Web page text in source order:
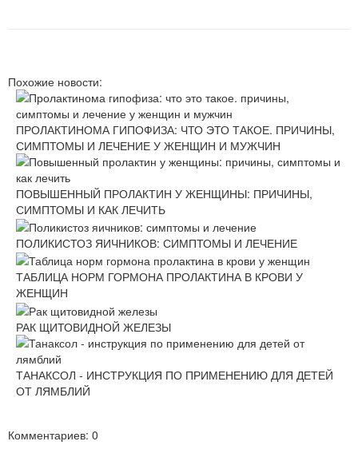
Похожие новости:
ПРОЛАКТИНОМА ГИПОФИЗА: ЧТО ЭТО ТАКОЕ. ПРИЧИНЫ,
СИМПТОМЫ И ЛЕЧЕНИЕ У ЖЕНЩИН И МУЖЧИН
ПОВЫШЕННЫЙ ПРОЛАКТИН У ЖЕНЩИНЫ: ПРИЧИНЫ,
СИМПТОМЫ И КАК ЛЕЧИТЬ
ПОЛИКИСТОЗ ЯИЧНИКОВ: СИМПТОМЫ И ЛЕЧЕНИЕ
ТАБЛИЦА НОРМ ГОРМОНА ПРОЛАКТИНА В КРОВИ У
ЖЕНЩИН
РАК ЩИТОВИДНОЙ ЖЕЛЕЗЫ
ТАНАКСОЛ - ИНСТРУКЦИЯ ПО ПРИМЕНЕНИЮ ДЛЯ ДЕТЕЙ
ОТ ЛЯМБЛИЙ
Комментариев: 0